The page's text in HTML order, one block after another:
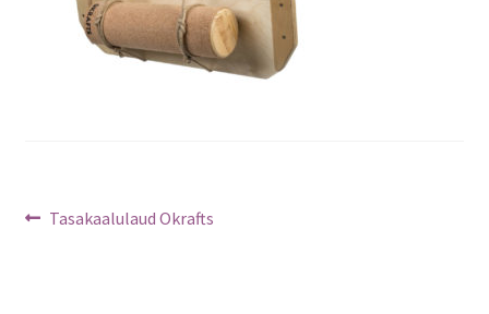
Navigeerimine
Previous
Tasakaalulaud Okrafts